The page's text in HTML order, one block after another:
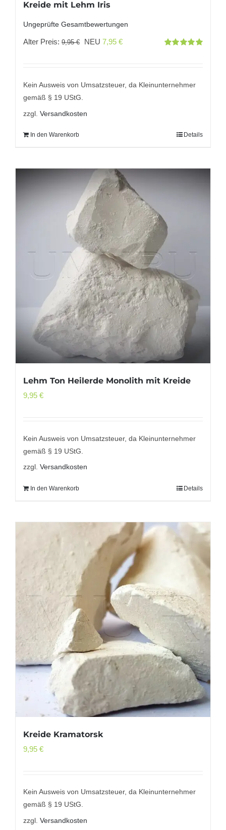
Kreide mit Lehm Iris
Ungeprüfte Gesamtbewertungen
Alter Preis: 9,95€
Ursprünglicher
9,95 €
NEU 7,95 €Aktueller
7,95 €.
Kein Ausweis von Umsatzsteuer, da Kleinunternehmer
gemäß § 19 UStG.
zzgl. Versandkosten
In den Warenkorb Details
Lehm Ton Heilerde Monolith mit Kreide
9,95 €
Kein Ausweis von Umsatzsteuer, da Kleinunternehmer
gemäß § 19 UStG.
zzgl. Versandkosten
In den Warenkorb Details
Kreide Kramatorsk
9,95 €
Kein Ausweis von Umsatzsteuer, da Kleinunternehmer
gemäß § 19 UStG.
zzgl. Versandkosten